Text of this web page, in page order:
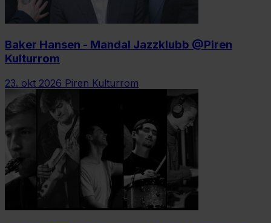
Baker Hansen - Mandal Jazzklubb @Piren
Kulturrom
23. okt 2026 Piren Kulturrom